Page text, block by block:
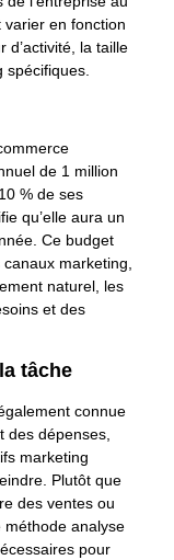
en fonction
d’activité, la taille
spécifiques.
de 1 million
% de ses
qu’elle aura un
Ce budget
marketing,
naturel, les
et des
tâche
connue
des dépenses,
marketing
Plutôt que
des ventes ou
analyse
pour